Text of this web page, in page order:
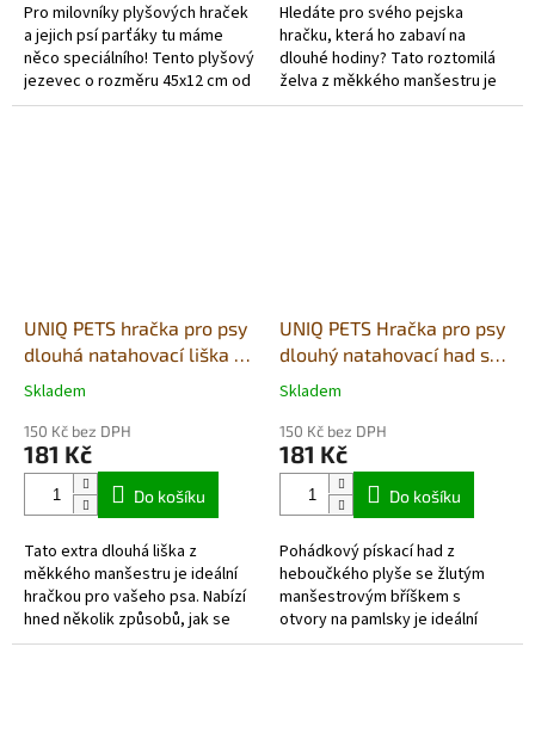
Pro milovníky plyšových hraček
a jejich psí parťáky tu máme
něco speciálního! Tento plyšový
jezevec o rozměru 45x12 cm od
Bubu pets si váš pejsek
Hledáte pro svého pejska
hračku, která ho zabaví na
dlouhé hodiny? Tato roztomilá
želva z měkkého manšestru je
ideální volbou! Nabízí hned
UNIQ PETS hračka pro psy
dlouhá natahovací liška s
pískadlem 70x13x9cm
Průměrné
produktu
je
hvězdiček.
Skladem
150 Kč bez DPH
181 Kč
Do košíku
Tato extra dlouhá liška z
měkkého manšestru je ideální
hračkou pro vašeho psa. Nabízí
hned několik způsobů, jak se
zabavit a uspokojit jeho
UNIQ PETS Hračka pro psy
dlouhý natahovací had s
pískátkem 100x8x10cm
Průměrné
produktu
je
hvězdiček.
Skladem
150 Kč bez DPH
181 Kč
Do košíku
Pohádkový pískací had z
heboučkého plyše se žlutým
manšestrovým bříškem s
otvory na pamlsky je ideální
hračkou pro vašeho pejska.